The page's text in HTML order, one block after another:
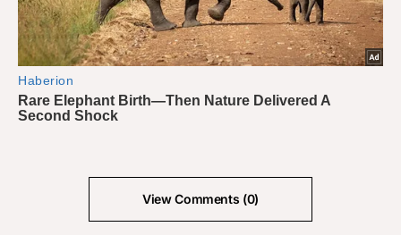
View Comments (0)